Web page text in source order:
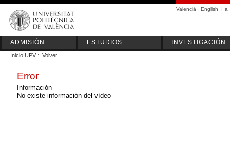
Valencià · English I a
ADMISIÓN ESTUDIOS INVESTIGACIÓN
Inicio UPV :: Volver
Error
Información
No existe información del vídeo